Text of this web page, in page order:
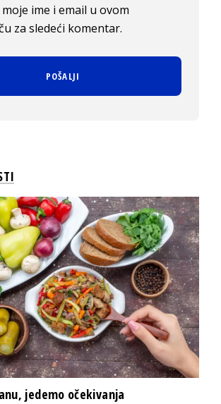
ime i email u ovom
za sledeći komentar.
jedemo očekivanja